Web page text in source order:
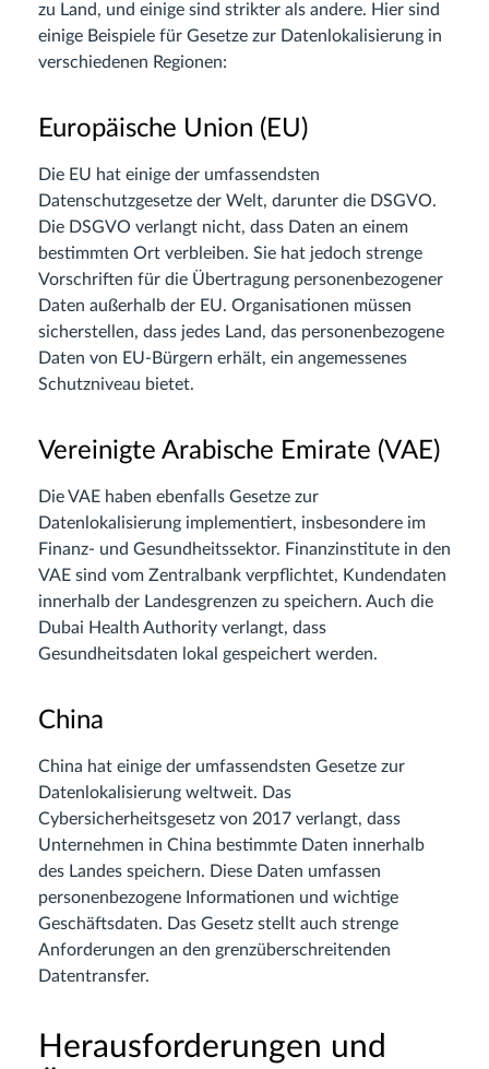
zu Land, und einige sind strikter als andere. Hier sind
einige Beispiele für Gesetze zur Datenlokalisierung in
verschiedenen Regionen:
Europäische Union (EU)
Die EU hat einige der umfassendsten
Datenschutzgesetze der Welt, darunter die DSGVO.
Die DSGVO verlangt nicht, dass Daten an einem
bestimmten Ort verbleiben. Sie hat jedoch strenge
Vorschriften für die Übertragung personenbezogener
Daten außerhalb der EU. Organisationen müssen
sicherstellen, dass jedes Land, das personenbezogene
Daten von EU-Bürgern erhält, ein angemessenes
Schutzniveau bietet.
Vereinigte Arabische Emirate (VAE)
Die VAE haben ebenfalls Gesetze zur
Datenlokalisierung implementiert, insbesondere im
Finanz- und Gesundheitssektor. Finanzinstitute in den
VAE sind vom Zentralbank verpflichtet, Kundendaten
innerhalb der Landesgrenzen zu speichern. Auch die
Dubai Health Authority verlangt, dass
Gesundheitsdaten lokal gespeichert werden.
China
China hat einige der umfassendsten Gesetze zur
Datenlokalisierung weltweit. Das
Cybersicherheitsgesetz von 2017 verlangt, dass
Unternehmen in China bestimmte Daten innerhalb
des Landes speichern. Diese Daten umfassen
personenbezogene Informationen und wichtige
Geschäftsdaten. Das Gesetz stellt auch strenge
Anforderungen an den grenzüberschreitenden
Datentransfer.
Herausforderungen und